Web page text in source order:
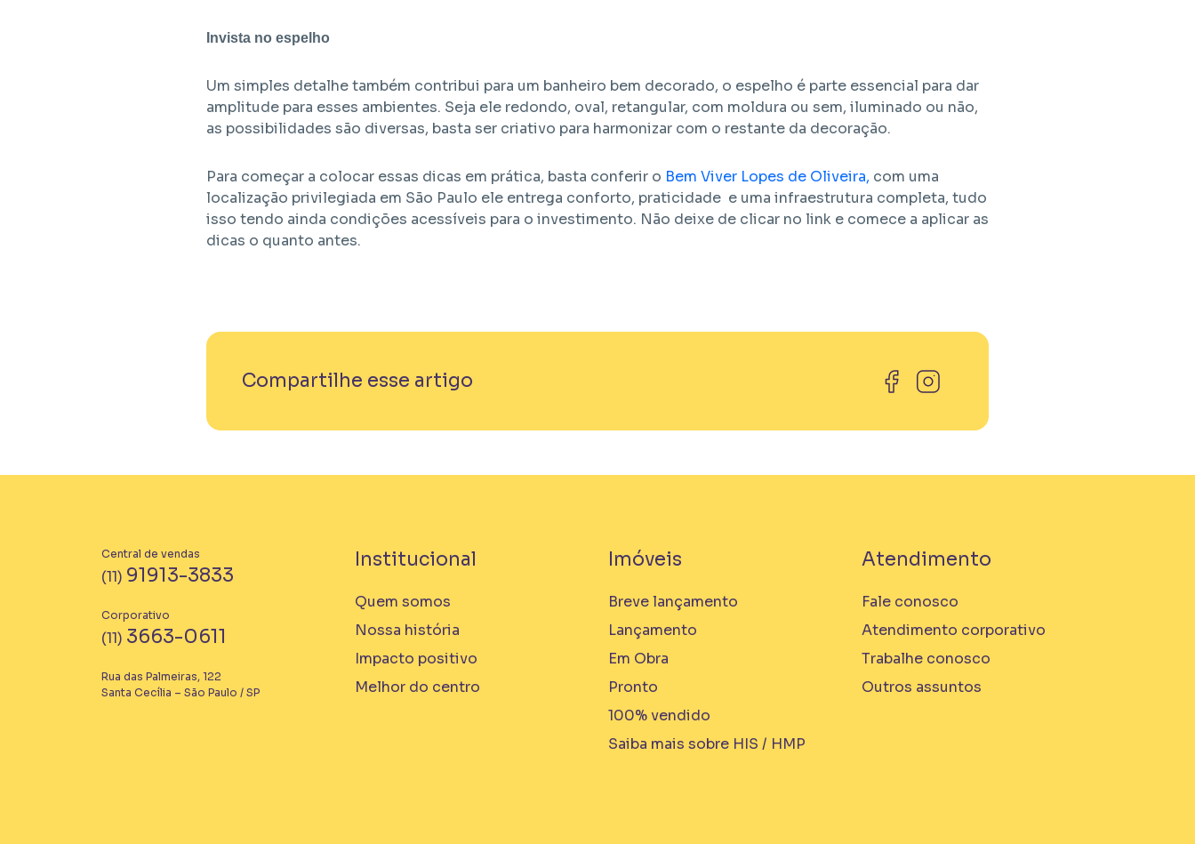
Invista no espelho
Um simples detalhe também contribui para um banheiro bem decorado, o espelho é parte essencial para dar
amplitude para esses ambientes. Seja ele redondo, oval, retangular, com moldura ou sem, iluminado ou não,
as possibilidades são diversas, basta ser criativo para harmonizar com o restante da decoração.
Para começar a colocar essas dicas em prática, basta conferir o Bem Viver Lopes de Oliveira, com uma
localização privilegiada em São Paulo ele entrega conforto, praticidade e uma infraestrutura completa, tudo
isso tendo ainda condições acessíveis para o investimento. Não deixe de clicar no link e comece a aplicar as
dicas o quanto antes.
Compartilhe esse artigo
Central de vendas
(11) 91913-3833
Corporativo
(11) 3663-0611
Rua das Palmeiras, 122
Santa Cecília – São Paulo / SP
Institucional
Quem somos
Nossa história
Impacto positivo
Melhor do centro
Imóveis
Breve lançamento
Lançamento
Em Obra
Pronto
100% vendido
Saiba mais sobre HIS / HMP
Atendimento
Fale conosco
Atendimento corporativo
Trabalhe conosco
Outros assuntos